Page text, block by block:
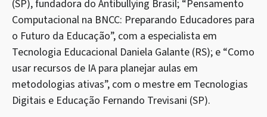
(SP), fundadora do Antibullying Brasil; “Pensamento
Computacional na BNCC: Preparando Educadores para
o Futuro da Educação”, com a especialista em
Tecnologia Educacional Daniela Galante (RS); e “Como
usar recursos de IA para planejar aulas em
metodologias ativas”, com o mestre em Tecnologias
Digitais e Educação Fernando Trevisani (SP).